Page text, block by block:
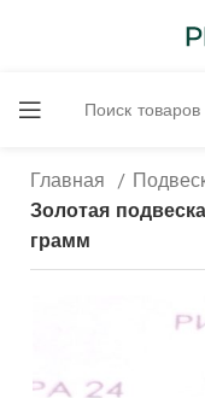
Главная
Золотая
грамм